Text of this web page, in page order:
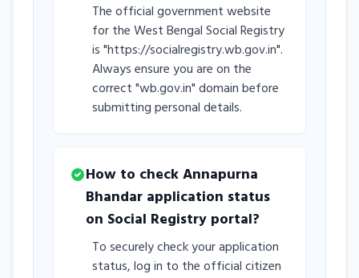
The official government website
for the West Bengal Social Registry
is "https://socialregistry.wb.gov.in".
Always ensure you are on the
correct "wb.gov.in" domain before
submitting personal details.
How to check Annapurna
Bhandar application status
on Social Registry portal?
To securely check your application
status, log in to the official citizen